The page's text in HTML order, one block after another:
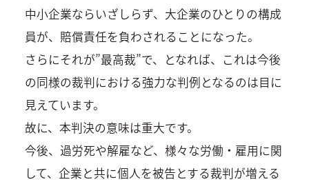
中小企業ならいざしらず、大企業のひとりの構成
員が、賠償責任を負わされることになった。
さらにそれが”最高裁”で、となれば、これは今後
の同様の裁判における強力な判例となるのは目に
見えています。
故に、本判決の意味は重大です。
今後、過労死や解雇など、様々な労働・雇用に関
して、企業と共に個人を被告とする裁判が増える